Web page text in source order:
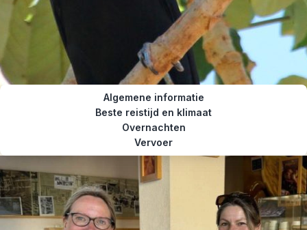
Algemene informatie
Beste reistijd en klimaat
Overnachten
Vervoer